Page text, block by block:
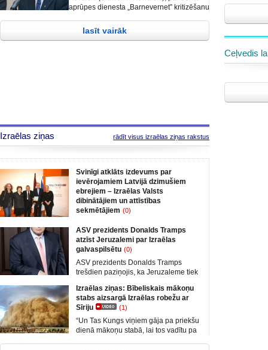
ideoloģijas uzspiešanu,-ziņo spektrs.com/
aprūpes dienesta „Barnevernet” kritizēšanu
nosodīšanu. Norvēģijas Ārlietu ministrija
apstiprina, ka Polijas diplomāts Slavomirs
lasīt vairāk
Izraēlas ziņas rādīt visus izraēlas ziņas rakstus
Svinīgi atklāts izdevums par
ievērojamiem Latvijā dzimušiem
ebrejiem – Izraēlas Valsts
dibinātājiem un attīstības
sekmētājiem (0)
kultūras centrā Enav svinīgi tika
atklāts izdevums “No Latvijas līdz
Vidusjūrai – Izcilie Latvijas ebreji –
Izraēlas Valsts dibinātāji un attīstības
sekmētāji”. Bukletā apkopoti 28
dzīvesstāsti – divdesmit astoņu izcilu
cilvēku biogrāfijas, kuri veikuši
nozīmīgu pienesumu Izraēlas Valsts
nodibināšanā un izaugsmē, un kuru
vārdi ar zelta burtiem ir
ASV prezidents Donalds Tramps
atzīst Jeruzalemi par Izraēlas
galvaspilsētu (0)
ASV prezidents Donalds Tramps
trešdien paziņojis, ka Jeruzaleme tiek
atsakoties no desmitgadēm ilgās
piesardzīgās Vašingtonas politikas un
riskējot izraisīt jaunu vardarbības
uzliesmojumu Tuvajos Austrumos.
„Esmu izlēmis, ka pienācis laiks
Izraēlas ziņas: Bībeliskais mākoņu
stabs aizsargā Izraēlas robežu ar
Sīriju
(1)
“Un Tas Kungs viņiem gāja pa priekšu
dienā mākoņu stabā, lai tos vadītu pa
Ceļvedis